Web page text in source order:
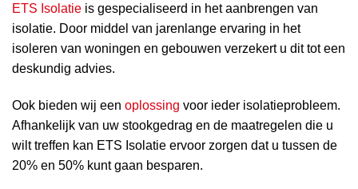
ETS Isolatie is gespecialiseerd in het aanbrengen van
isolatie. Door middel van jarenlange ervaring in het
isoleren van woningen en gebouwen verzekert u dit tot een
deskundig advies.
Ook bieden wij een oplossing voor ieder isolatieprobleem.
Afhankelijk van uw stookgedrag en de maatregelen die u
wilt treffen kan ETS Isolatie ervoor zorgen dat u tussen de
20% en 50% kunt gaan besparen.